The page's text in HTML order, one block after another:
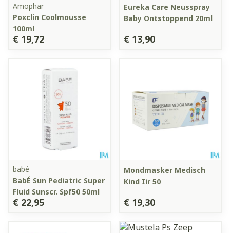
Amophar
Poxclin Coolmousse
100ml
€ 19,72
Eureka Care Neusspray
Baby Ontstoppend 20ml
€ 13,90
babé
BabÉ Sun Pediatric Super
Fluid Sunscr. Spf50 50ml
€ 22,95
Mondmasker Medisch
Kind Iir 50
€ 19,30